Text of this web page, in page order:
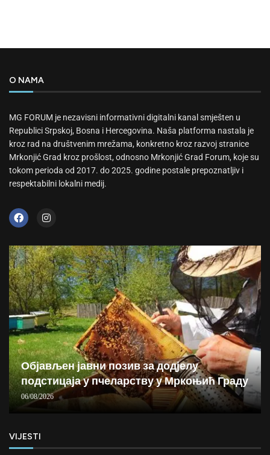
O NAMA
MG FORUM je nezavisni informativni digitalni kanal smješten u
Republici Srpskoj, Bosna i Hercegovina. Naša platforma nastala je
kroz rad na društvenim mrežama, konkretno kroz razvoj stranice
Mrkonjić Grad kroz prošlost, odnosno Mrkonjić Grad Forum, koje su
tokom perioda od 2017. do 2025. godine postale prepoznatljiv i
respektabilni lokalni medij.
Објављен јавни позив за додјелу
подстицаја у пчеларству у Мркоњић Граду
06/08/2026
VIJESTI